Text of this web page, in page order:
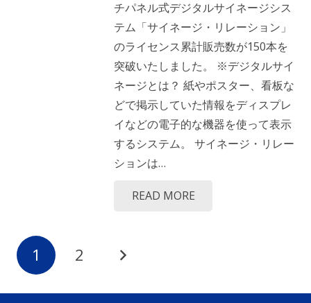
チパネル式デジタルサイネージシス
テム「サイネージ・リレーション」
のライセンス累計販売数が150本を
突破いたしました。 ※デジタルサイ
ネージとは？ 紙やポスター、看板な
どで掲示していた情報をディスプレ
イなどの電子的な機器を使って表示
するシステム。 サイネージ・リレー
ションは…
READ MORE
1 2